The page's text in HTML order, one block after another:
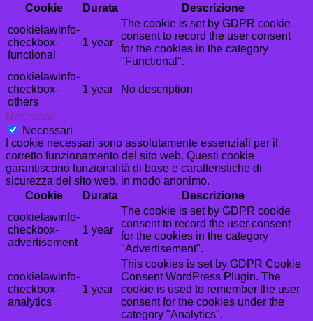
Cookie
Durata
Descrizione
cookielawinfo-
checkbox-
functional
1 year
The cookie is set by GDPR cookie
consent to record the user consent
for the cookies in the category
"Functional".
cookielawinfo-
checkbox-
others
1 year No description
Necessari
Necessari
I cookie necessari sono assolutamente essenziali per il
corretto funzionamento del sito web. Questi cookie
garantiscono funzionalità di base e caratteristiche di
sicurezza del sito web, in modo anonimo.
Cookie
Durata
Descrizione
cookielawinfo-
checkbox-
advertisement
1 year
The cookie is set by GDPR cookie
consent to record the user consent
for the cookies in the category
"Advertisement".
cookielawinfo-
checkbox-
analytics
1 year
This cookies is set by GDPR Cookie
Consent WordPress Plugin. The
cookie is used to remember the user
consent for the cookies under the
category "Analytics".